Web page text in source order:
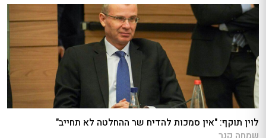
לוין תוקף: "אין סמכות להדיח שר ההחלטה לא תחייב"